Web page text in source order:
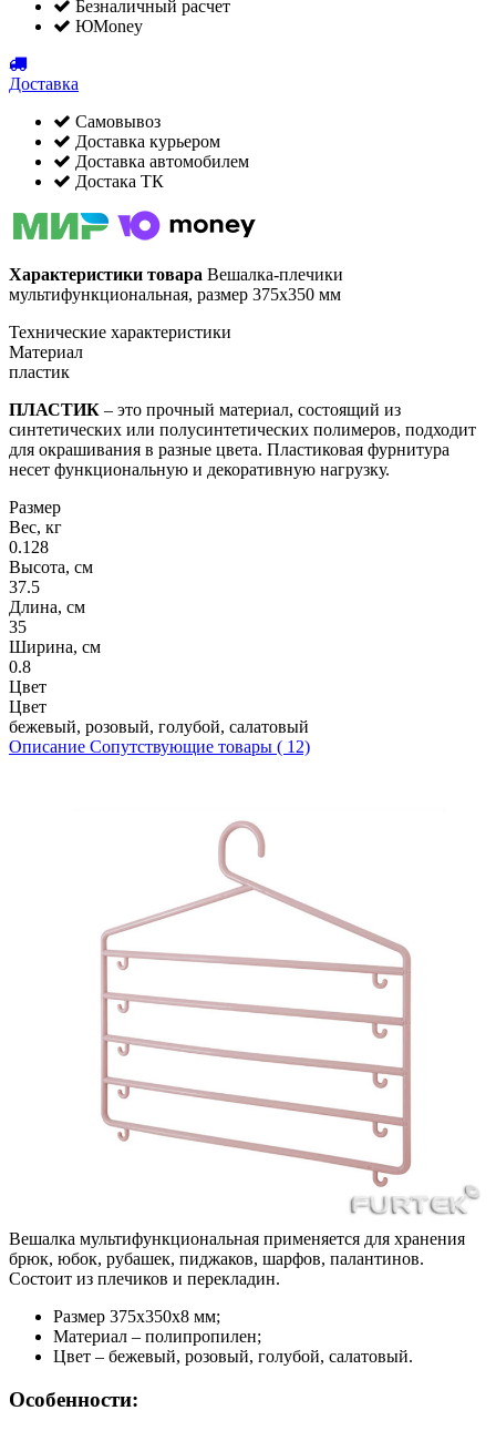
Безналичный расчет
ЮMoney
Доставка
Самовывоз
Доставка курьером
Доставка автомобилем
Достака ТК
Характеристики товара Вешалка-плечики
мультифункциональная, размер 375x350 мм
Технические характеристики
Материал
пластик
ПЛАСТИК – это прочный материал, состоящий из
синтетических или полусинтетических полимеров, подходит
для окрашивания в разные цвета. Пластиковая фурнитура
несет функциональную и декоративную нагрузку.
Размер
Вес, кг
0.128
Высота, см
37.5
Длина, см
35
Ширина, см
0.8
Цвет
Цвет
бежевый, розовый, голубой, салатовый
Описание Сопутствующие товары ( 12)
Вешалка мультифункциональная применяется для хранения
брюк, юбок, рубашек, пиджаков, шарфов, палантинов.
Состоит из плечиков и перекладин.
Размер 375x350х8 мм;
Материал – полипропилен;
Цвет – бежевый, розовый, голубой, салатовый.
Особенности: